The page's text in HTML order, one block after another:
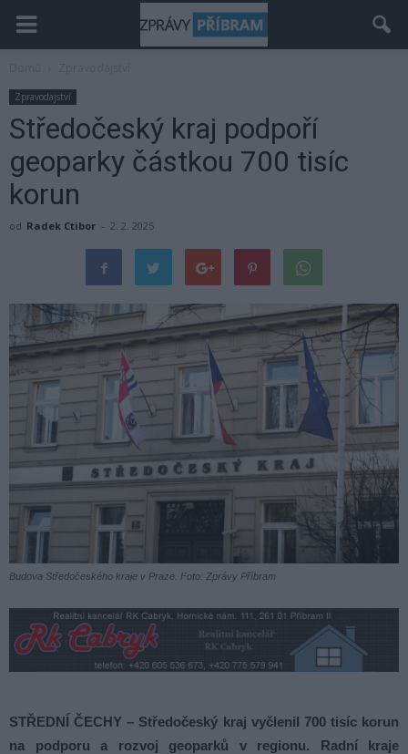
Zpravodajství
Středočeský kraj podpoří
geoparky částkou 700 tisíc
korun
od Radek Ctibor - 2. 2. 2025
Budova Středočeského kraje v Praze. Foto: Zprávy Příbram
STŘEDNÍ ČECHY – Středočeský kraj vyčlenil 700 tisíc korun
na podporu a rozvoj geoparků v regionu. Radní kraje